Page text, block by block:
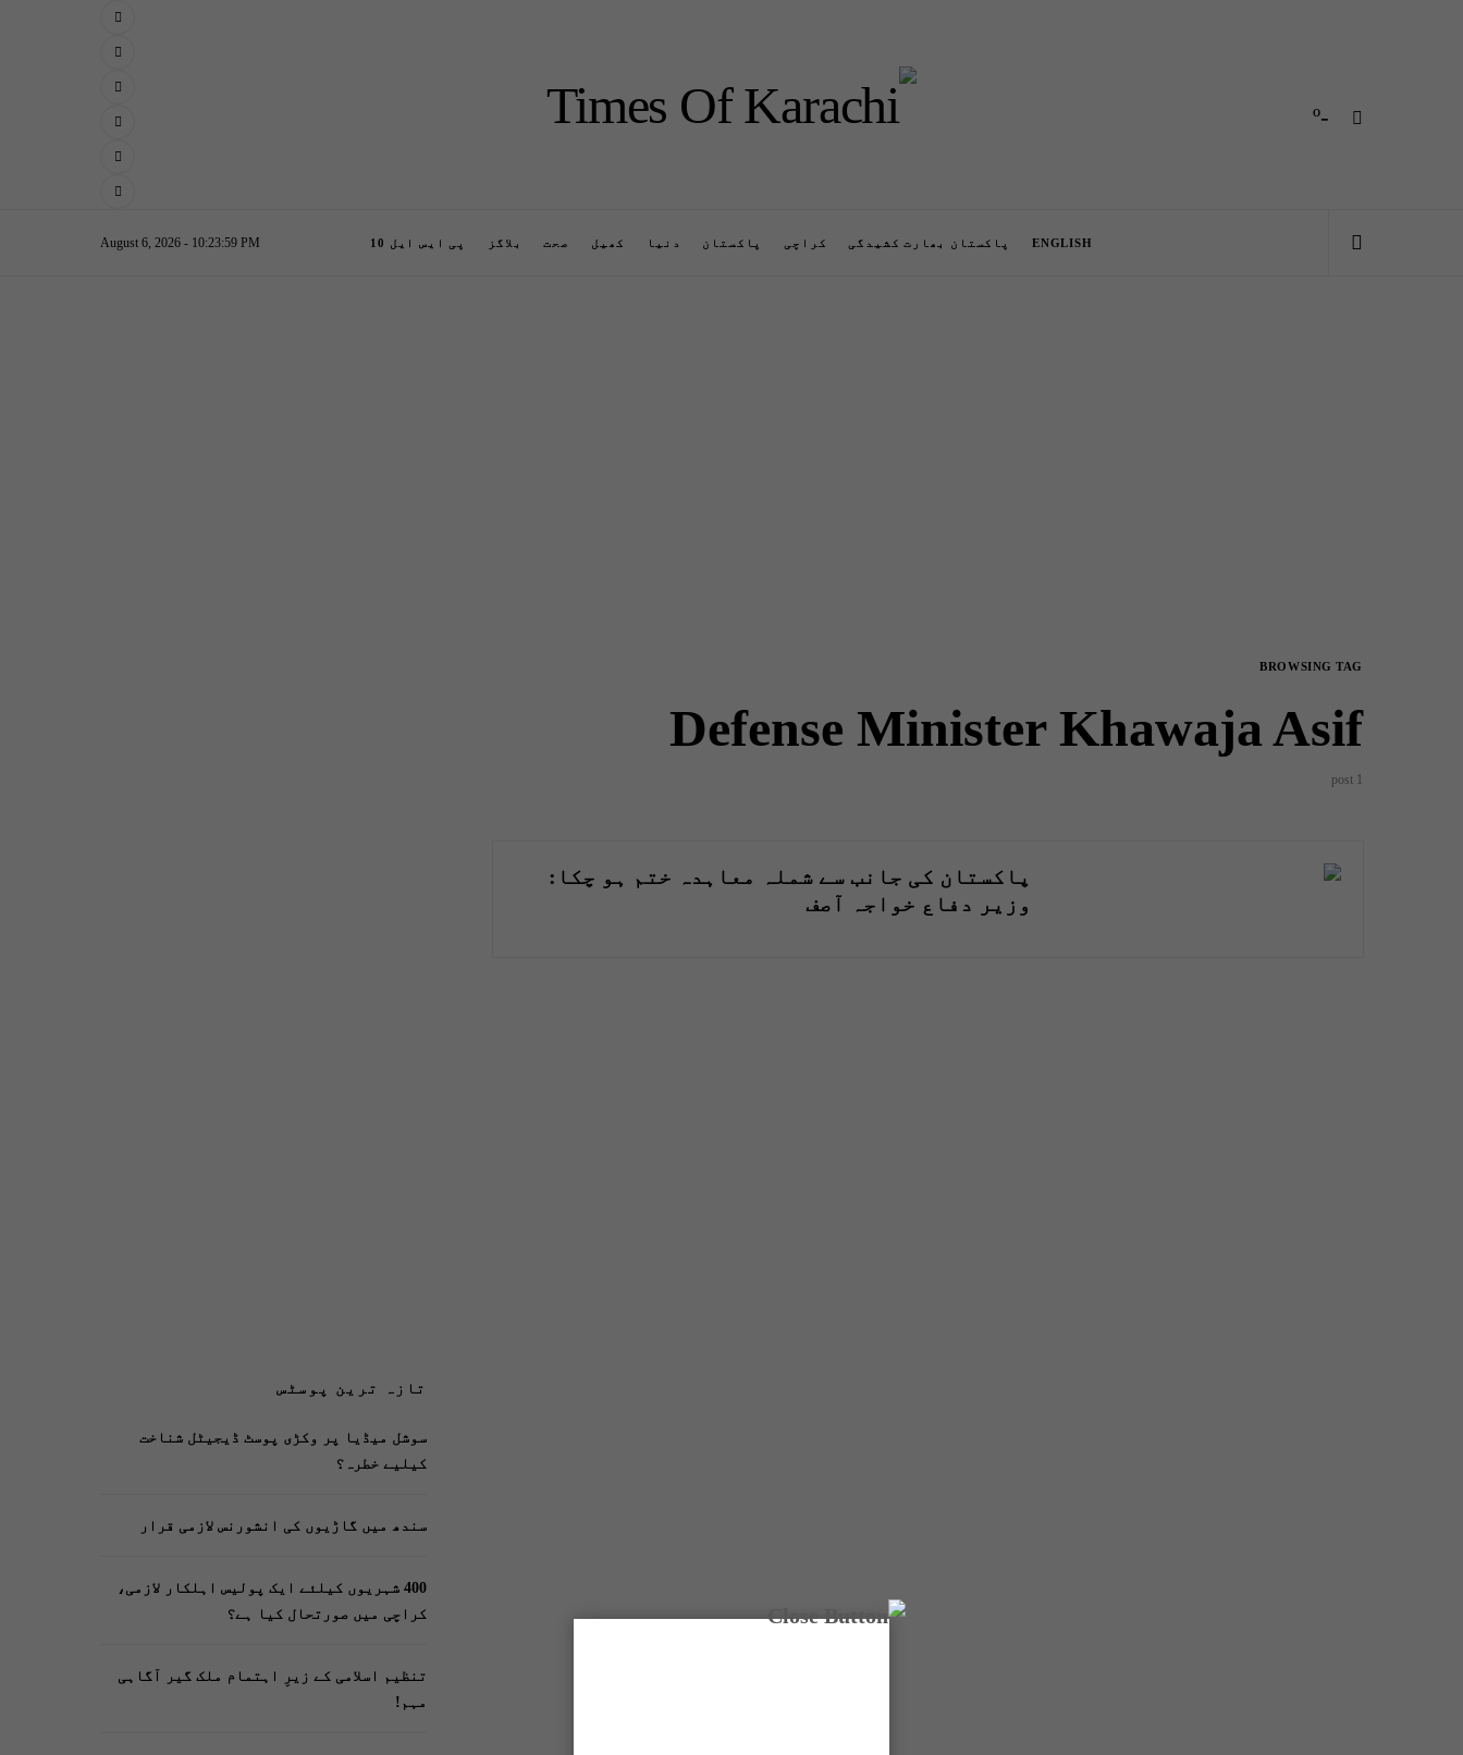
-º
ENGLISH پاکستان بھارت کشیدگی کراچی پاکستان دنیا کھیل صحت بلاگز پی ایس ایل 10 August 6, 2026 - 10:24:00 PM
BROWSING TAG
Defense Minister Khawaja Asif
1 post
پاکستان کی جانب سے شملہ معاہدہ ختم ہو چکا:
وزیر دفاع خواجہ آصف
تازہ ترین پوسٹس
سوشل میڈیا پر وکڑی پوسٹ ڈیجیٹل شناخت
کیلیے خطرہ؟
سندھ میں گاڑیوں کی انشورنس لازمی قرار
400 شہریوں کیلئے ایک پولیس اہلکار لازمی،
کراچی میں صورتحال کیا ہے؟
تنظیم اسلامی کے زیرِ اہتمام ملک گیر آگاہی
مہم!